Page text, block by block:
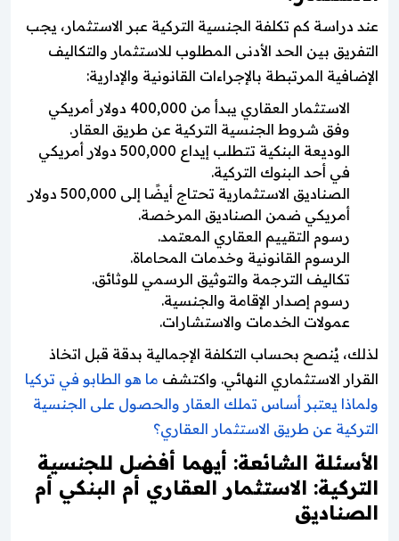
عند دراسة كم تكلفة الجنسية التركية عبر الاستثمار، يجب
التفريق بين الحد الأدنى المطلوب للاستثمار والتكاليف
الإضافية المرتبطة بالإجراءات القانونية والإدارية:
الاستثمار العقاري يبدأ من 400,000 دولار أمريكي
وفق شروط الجنسية التركية عن طريق العقار.
الوديعة البنكية تتطلب إيداع 500,000 دولار أمريكي
في أحد البنوك التركية.
الصناديق الاستثمارية تحتاج أيضًا إلى 500,000 دولار
أمريكي ضمن الصناديق المرخصة.
رسوم التقييم العقاري المعتمد.
الرسوم القانونية وخدمات المحاماة.
تكاليف الترجمة والتوثيق الرسمي للوثائق.
رسوم إصدار الإقامة والجنسية.
عمولات الخدمات والاستشارات.
لذلك، يُنصح بحساب التكلفة الإجمالية بدقة قبل اتخاذ
القرار الاستثماري النهائي. واكتشفما هو الطابو في تركيا
ولماذا يعتبر أساس تملك العقار والحصول على الجنسية
التركية عن طريق الاستثمار العقاري؟
الأسئلة الشائعة: أيهما أفضل للجنسية
التركية: الاستثمار العقاري أم البنكي أم
الصناديق